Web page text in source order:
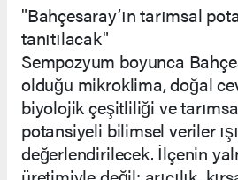
"Bahçesaray’ın tarımsal
tanıtılacak"
Sempozyum boyunca
olduğu mikroklima, doğal
biyolojik çeşitliliği ve
potansiyeli bilimsel veriler
değerlendirilecek. İlçenin